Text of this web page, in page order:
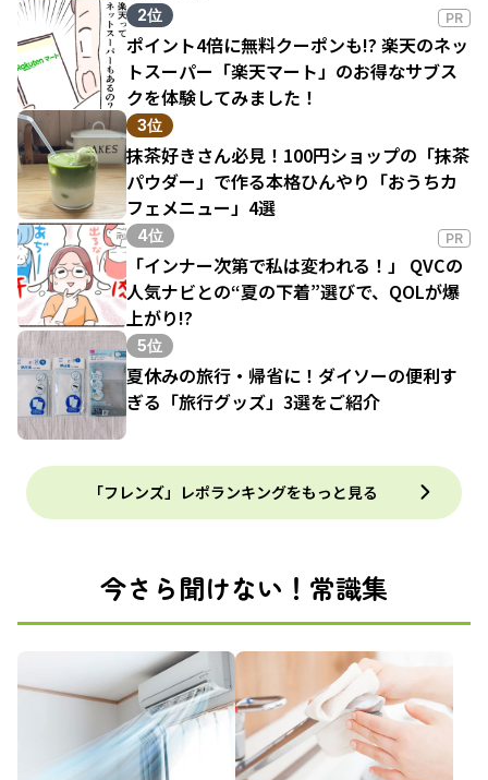
2位 PR
ポイント4倍に無料クーポンも!? 楽天のネッ
トスーパー「楽天マート」のお得なサブス
クを体験してみました！
3位
抹茶好きさん必見！100円ショップの「抹茶
パウダー」で作る本格ひんやり「おうちカ
フェメニュー」4選
4位 PR
「インナー次第で私は変われる！」 QVCの
人気ナビとの“夏の下着”選びで、QOLが爆
上がり!?
5位
夏休みの旅行・帰省に！ダイソーの便利す
ぎる「旅行グッズ」3選をご紹介
「フレンズ」レポランキングをもっと見る
今さら聞けない！常識集